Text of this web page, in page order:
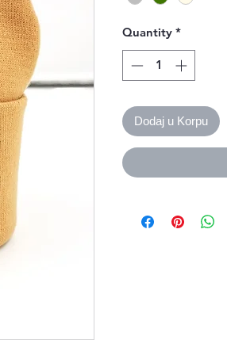
Quantity *
Dodaj u Korpu